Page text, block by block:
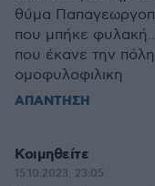
θύμα
που μπήκε
που έκανε την
ομοφυλοφιλικη
ΑΠΑΝΤΗΣΗ
Κοιμηθείτε
15.10.2023, 23:05